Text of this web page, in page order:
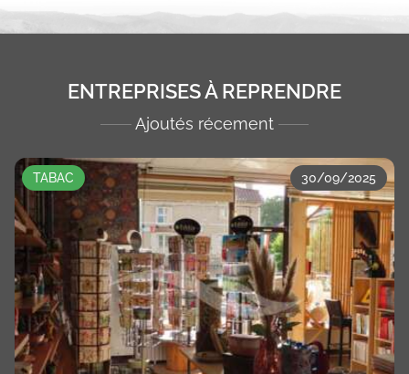
ENTREPRISES À REPRENDRE
Ajoutés récement
TABAC 30/09/2025